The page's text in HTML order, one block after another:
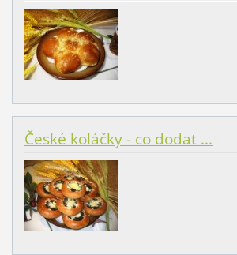
České koláčky - co dodat ...